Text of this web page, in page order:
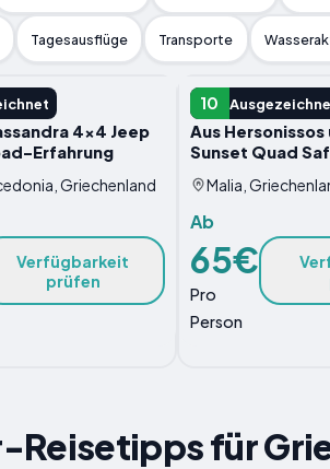
Tagesausflüge Transporte
4x4 Jeep
Erfahrung
Griechenland
Verfügbarkeit
prüfen
10
ABENTEUER
Aus Hersonissos
Sunset Quad
Malia,
Ab
65€
Pro
Person
Reisetipps für